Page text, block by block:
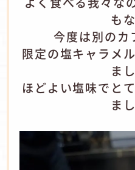
も
今度は別のカ
限定の塩キャラメ
ま
ほどよい塩味でと
ま